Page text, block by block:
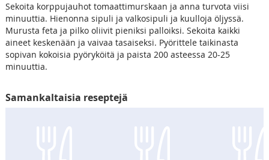
Sekoita korppujauhot tomaattimurskaan ja anna turvota viisi
minuuttia. Hienonna sipuli ja valkosipuli ja kuulloja öljyssä.
Murusta feta ja pilko oliivit pieniksi palloiksi. Sekoita kaikki
aineet keskenään ja vaivaa tasaiseksi. Pyörittele taikinasta
sopivan kokoisia pyöryköitä ja paista 200 asteessa 20-25
minuuttia.
Samankaltaisia reseptejä